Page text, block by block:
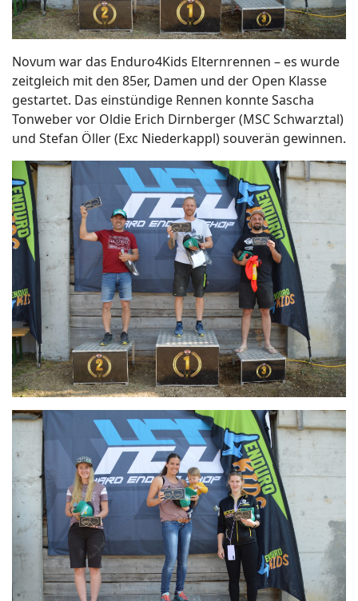
Novum war das Enduro4Kids Elternrennen – es wurde
zeitgleich mit den 85er, Damen und der Open Klasse
gestartet. Das einstündige Rennen konnte Sascha
Tonweber vor Oldie Erich Dirnberger (MSC Schwarztal)
und Stefan Öller (Exc Niederkappl) souverän gewinnen.